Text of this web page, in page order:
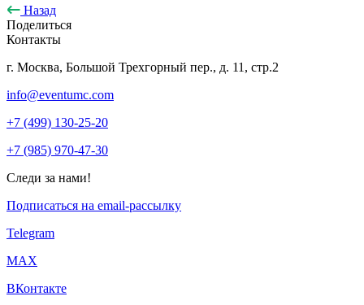
Назад
Поделиться
Контакты
г. Москва, Большой Трехгорный пер., д. 11, стр.2
info@eventumc.com
+7 (499) 130-25-20
+7 (985) 970-47-30
Следи за нами!
Подписаться на email-рассылку
Telegram
МАХ
ВКонтакте